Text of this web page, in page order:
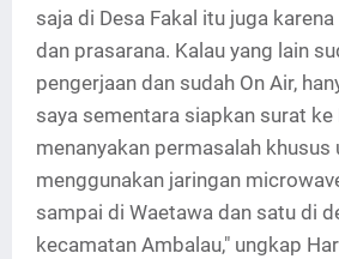
saja di Desa Fakal itu juga
dan prasarana. Kalau yang lain
pengerjaan dan sudah On Air,
saya sementara siapkan surat ke
menanyakan permasalah khusus
menggunakan jaringan
sampai di Waetawa dan satu di
kecamatan Ambalau," ungkap